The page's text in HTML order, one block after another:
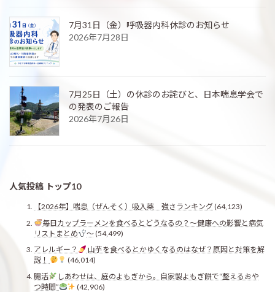
7月31日（金）呼吸器内科休診のお知らせ
2026年7月28日
7月25日（土）の休診のお詫びと、日本喘息学会で
の発表のご報告
2026年7月26日
人気投稿 トップ10
【2026年】喘息（ぜんそく）吸入薬 強さランキング(64,123)
毎日カップラーメンを食べるとどうなるの？〜健康への影響と病気
リストまとめ
〜(54,499)
アレルギー？
山芋を食べるとかゆくなるのはなぜ？原因と対策を解
説！
(46,014)
腸活
しあわせは、庭のよもぎから。自家製よもぎ餅で“整えるおや
つ時間”
(42,906)